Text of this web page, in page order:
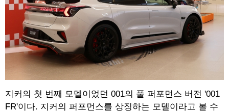
지커의 첫 번째 모델이었던 001의 풀 퍼포먼스 버전 '001
FR'이다. 지커의 퍼포먼스를 상징하는 모델이라고 볼 수